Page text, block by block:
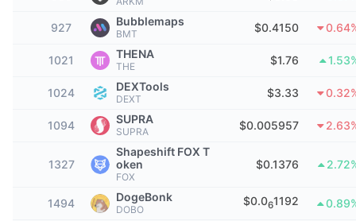
近期新增
贏家與輸家
最多造訪
區塊鏈排行榜
山寨幣季節指數
市場循環指標
比特幣市佔率
CoinMarketCap 20 指數
CoinMarketCap 100 指數
資源
文檔
常見問題解答
AI 整合
CMC代理中心
CMC Labs
CMC Max
Telegram 機器人
927 Bubblemaps
BMT $0.4150
1021 THENA
THE $1.76
1024 DEXTools
DEXT $3.33
1094 SUPRA
SUPRA $0.005957
1327
Shapeshift FOX T
oken
FOX
$0.1376
1494 DogeBonk
DOBO
$0.061192